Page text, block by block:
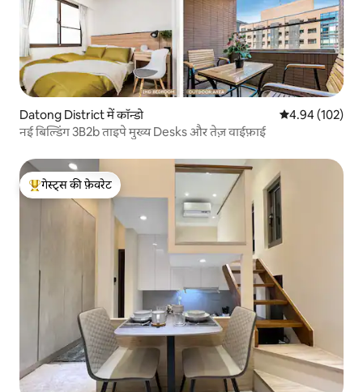
Datong District में कॉन्डो औसत रेटिंग 5 में से
4.94 (102)
नई बिल्डिंग 3B2b ताइपे मुख्य Desks और तेज़ वाईफ़ाई
गेस्ट्स का टॉप फ़ेवरेट
गेस्ट्स की फ़ेवरेट